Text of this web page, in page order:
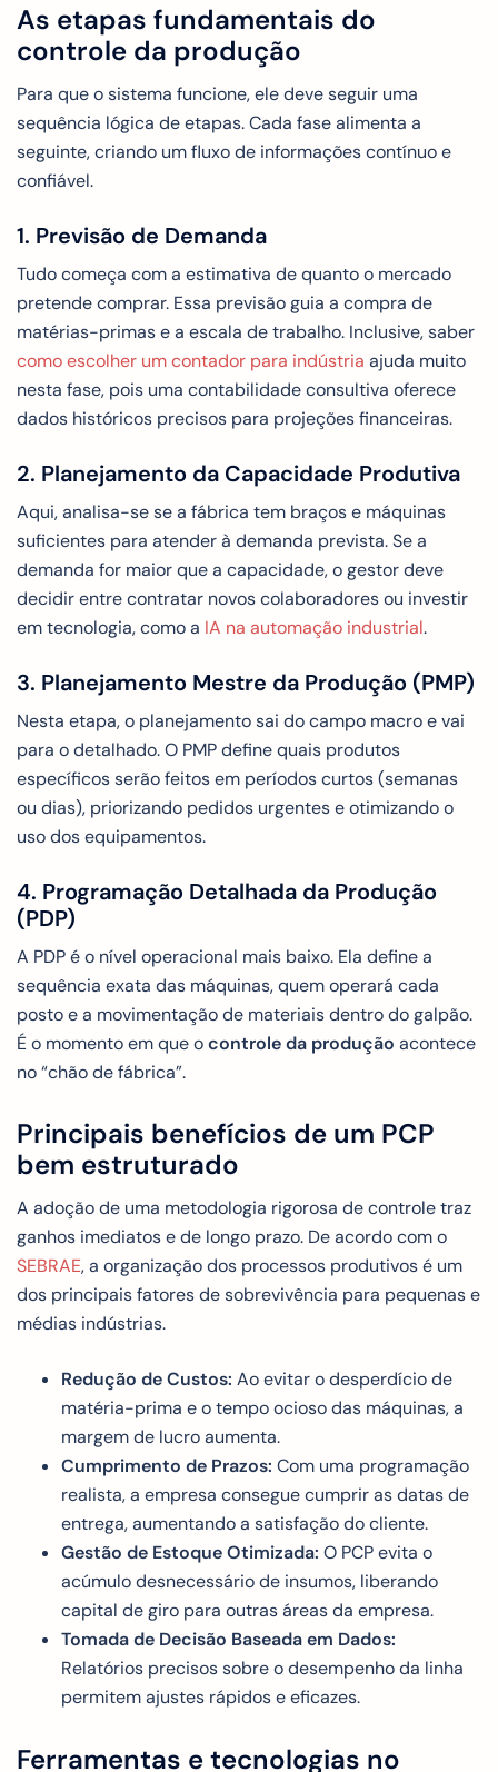
As etapas fundamentais do
controle da produção
Para que o sistema funcione, ele deve seguir uma
sequência lógica de etapas. Cada fase alimenta a
seguinte, criando um fluxo de informações contínuo e
confiável.
1. Previsão de Demanda
Tudo começa com a estimativa de quanto o mercado
pretende comprar. Essa previsão guia a compra de
matérias-primas e a escala de trabalho. Inclusive, saber
como escolher um contador para indústria ajuda muito
nesta fase, pois uma contabilidade consultiva oferece
dados históricos precisos para projeções financeiras.
2. Planejamento da Capacidade Produtiva
Aqui, analisa-se se a fábrica tem braços e máquinas
suficientes para atender à demanda prevista. Se a
demanda for maior que a capacidade, o gestor deve
decidir entre contratar novos colaboradores ou investir
em tecnologia, como a IA na automação industrial.
3. Planejamento Mestre da Produção (PMP)
Nesta etapa, o planejamento sai do campo macro e vai
para o detalhado. O PMP define quais produtos
específicos serão feitos em períodos curtos (semanas
ou dias), priorizando pedidos urgentes e otimizando o
uso dos equipamentos.
4. Programação Detalhada da Produção
(PDP)
A PDP é o nível operacional mais baixo. Ela define a
sequência exata das máquinas, quem operará cada
posto e a movimentação de materiais dentro do galpão.
É o momento em que ocontrole da produção acontece
no “chão de fábrica”.
Principais benefícios de um PCP
bem estruturado
A adoção de uma metodologia rigorosa de controle traz
ganhos imediatos e de longo prazo. De acordo com o
SEBRAE, a organização dos processos produtivos é um
dos principais fatores de sobrevivência para pequenas e
médias indústrias.
Redução de Custos: Ao evitar o desperdício de
matéria-prima e o tempo ocioso das máquinas, a
margem de lucro aumenta.
Cumprimento de Prazos: Com uma programação
realista, a empresa consegue cumprir as datas de
entrega, aumentando a satisfação do cliente.
Gestão de Estoque Otimizada: O PCP evita o
acúmulo desnecessário de insumos, liberando
capital de giro para outras áreas da empresa.
Tomada de Decisão Baseada em Dados:
Relatórios precisos sobre o desempenho da linha
permitem ajustes rápidos e eficazes.
Ferramentas e tecnologias no